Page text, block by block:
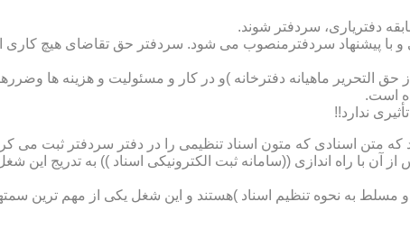
دفتریاری، سردفتر شوند.
و با پیشنهاد سردفترمنصوب می شود. سردفتر حق تقاضای هیچ کاری
است.
ندارد!!
که متن اسنادی که متون اسناد تنظیمی را در دفتر سردفتر ثبت می
سال ۱۳۹۵ و سال های پس از آن با راه اندازی ((سامانه ثبت الکترونیکی اسناد
مسلط به نحوه تنظیم اسناد )هستند و این شغل یکی از مهم ترین